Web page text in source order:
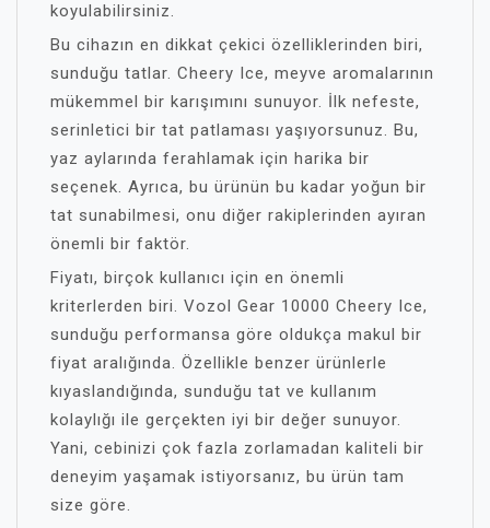
koyulabilirsiniz.
Bu cihazın en dikkat çekici özelliklerinden biri,
sunduğu tatlar. Cheery Ice, meyve aromalarının
mükemmel bir karışımını sunuyor. İlk nefeste,
serinletici bir tat patlaması yaşıyorsunuz. Bu,
yaz aylarında ferahlamak için harika bir
seçenek. Ayrıca, bu ürünün bu kadar yoğun bir
tat sunabilmesi, onu diğer rakiplerinden ayıran
önemli bir faktör.
Fiyatı, birçok kullanıcı için en önemli
kriterlerden biri. Vozol Gear 10000 Cheery Ice,
sunduğu performansa göre oldukça makul bir
fiyat aralığında. Özellikle benzer ürünlerle
kıyaslandığında, sunduğu tat ve kullanım
kolaylığı ile gerçekten iyi bir değer sunuyor.
Yani, cebinizi çok fazla zorlamadan kaliteli bir
deneyim yaşamak istiyorsanız, bu ürün tam
size göre.